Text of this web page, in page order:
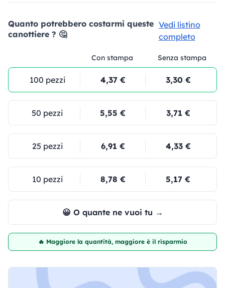
Quanto potrebbero costarmi queste
canottiere ? 🤔
Vedi listino
completo
Con stampa Senza stampa
100 pezzi 4,37 € 3,30 €
50 pezzi 5,55 € 3,71 €
25 pezzi 6,91 € 4,33 €
10 pezzi 8,78 € 5,17 €
😀 O quante ne vuoi tu →
🔥 Maggiore la quantità, maggiore è il risparmio